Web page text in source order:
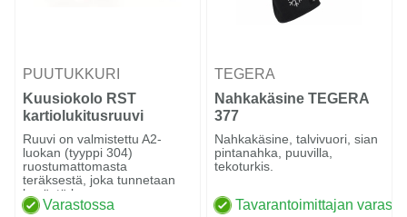
PUUTUKKURI
Kuusiokolo RST
kartiolukitusruuvi
Ruuvi on valmistettu A2-
luokan (tyyppi 304)
ruostumattomasta
teräksestä, joka tunnetaan
hyvästä kor...
Varastossa
TEGERA
Nahkakäsine TEGERA
377
Nahkakäsine, talvivuori, sian
pintanahka, puuvilla,
tekoturkis.
Tavarantoimittajan